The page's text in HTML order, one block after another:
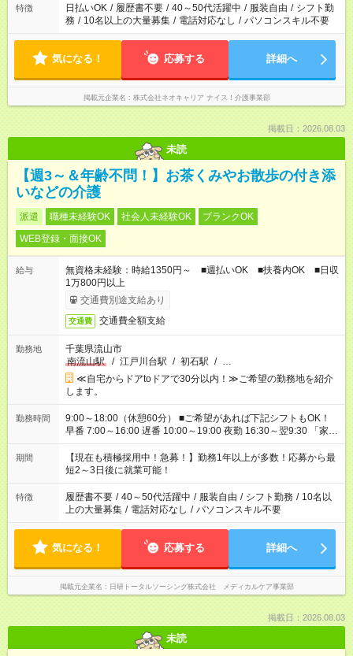
特徴 日払いOK / 履歴書不要 / 40～50代活躍中 / 服装自由 / シフト勤
務 / 10名以上の大量募集 / 電話対応なし / パソコンスキル不要
気になる！ 応募する 詳細へ
掲載元企業名 株式会社ネオキャリア ナイス！介護事業部
掲載日：2026.08.03
未読
【週3～＆年齢不問！】お茶くみやお散歩の付き添
いなどの介護
派遣 職種未経験OK 社会人未経験OK
ブランクOK
WEB登録・面接OK
給与
無資格未経験：時給1350円～ ■週払いOK ■扶養内OK ■日収
1万800円以上
交通費別途支給あり
交通費 交通費全額支給
勤務地
千葉県流山市
南流山駅
/ 江戸川台駅 / 初石駅 / …
≪自宅からドアtoドアで30分以内！≫ご希望の勤務地を紹介
します。
勤務時間
9:00～18:00（休憩60分） ■ご希望があれば下記シフトもOK！
早番 7:00～16:00 遅番 10:00～19:00 夜勤 16:30～翌9:30 「家族
と休みを合わせたい」 「余裕を持って夕飯の準備がしたい」
「できれば残業はしたくない」 など、ご希望を教えてください
ね。 ※Wワーク希望の方へ 今ご覧のお仕事で希望する勤務時間
と、もう1つのお仕事の勤務時間。 合計で週40時間を超える場
合は応募できません。
期間
【現在も積極採用中！急募！】勤務1年以上が多数！応募から最
短2～3日後に就業可能！
特徴 履歴書不要 / 40～50代活躍中 / 服装自由 / シフト勤務 / 10名以
上の大量募集 / 電話対応なし / パソコンスキル不要
気になる！ 応募する 詳細へ
掲載元企業名 日研トータルソーシング株式会社 メディカルケア事業部
掲載日：2026.08.03
未読